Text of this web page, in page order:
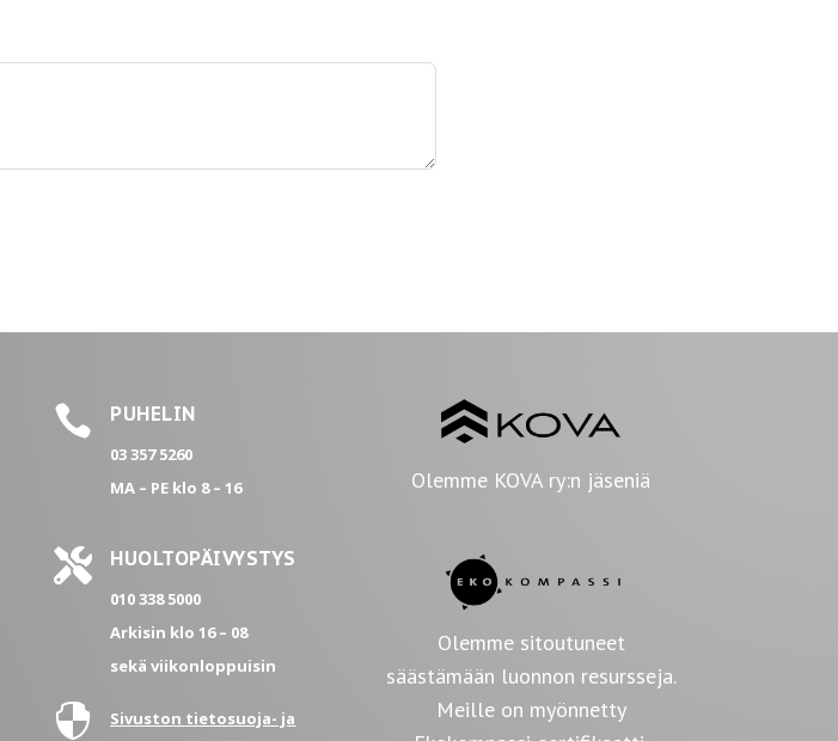
 PUHELIN
03 357 5260
MA – PE klo 8 – 16
 HUOLTOPÄIVYSTYS
010 338 5000
Arkisin klo 16 – 08
sekä viikonloppuisin

Sivuston tietosuoja- ja
Olemme KOVA ry:n jäseniä
Olemme sitoutuneet
säästämään luonnon resursseja.
Meille on myönnetty